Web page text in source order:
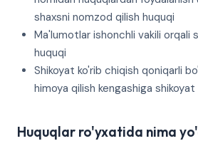
shaxsni nomzod qilish huquqi
Ma'lumotlar ishonchli vakili orqali
huquqi
Shikoyat ko'rib chiqish qoniqarli
himoya qilish kengashiga
Huquqlar ro'yxatida nima